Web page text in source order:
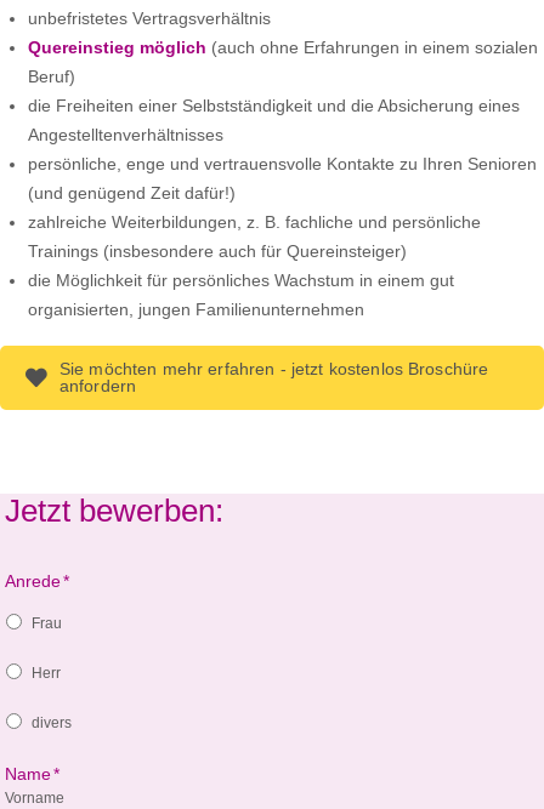
unbefristetes Vertragsverhältnis
Quereinstieg möglich (auch ohne Erfahrungen in einem sozialen
Beruf)
die Freiheiten einer Selbstständigkeit und die Absicherung eines
Angestelltenverhältnisses
persönliche, enge und vertrauensvolle Kontakte zu Ihren Senioren
(und genügend Zeit dafür!)
zahlreiche Weiterbildungen, z. B. fachliche und persönliche
Trainings (insbesondere auch für Quereinsteiger)
die Möglichkeit für persönliches Wachstum in einem gut
organisierten, jungen Familienunternehmen
Sie möchten mehr erfahren - jetzt kostenlos Broschüre
anfordern
Jetzt bewerben:
Anrede*
Frau
Herr
divers
Name*
Vorname